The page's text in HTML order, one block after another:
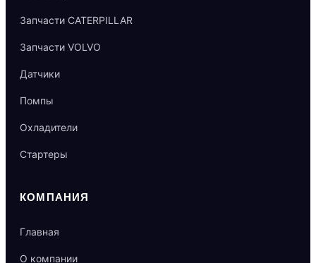
Запчасти CATERPILLAR
Запчасти VOLVO
Датчики
Помпы
Охладители
Стартеры
КОМПАНИЯ
Главная
О компании